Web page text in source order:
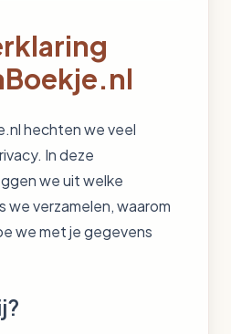
hechten we veel
In deze
we uit welke
verzamelen, waarom
we met je gegevens